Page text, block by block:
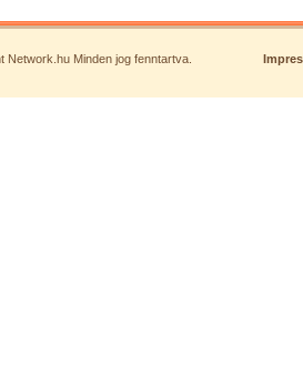
Network.hu Minden jog fenntartva.